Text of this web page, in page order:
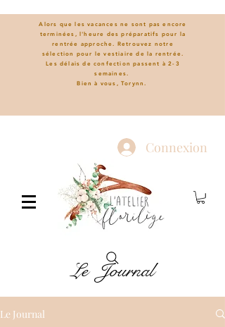
Alors que les vacances ne sont pas encore
terminées, l'heure des préparatifs pour la
rentrée approche. Retrouvez notre
sélection pour le vestiaire de la rentrée.
Les délais de confection passent à 2-3
semaines.
Bien à vous, Torynn.
Connexion
Le Journal
Le Journal